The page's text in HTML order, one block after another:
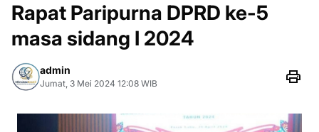
Rapat Paripurna DPRD ke-5
masa sidang I 2024
admin
Jumat, 3 Mei 2024 12:08 WIB